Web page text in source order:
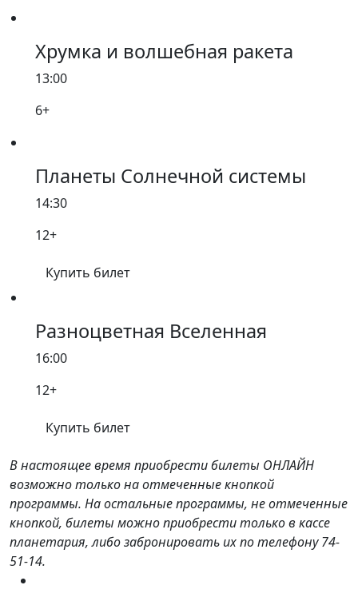
Хрумка и волшебная ракета
13:00
6+
Планеты Солнечной системы
14:30
12+
Купить билет
Разноцветная Вселенная
16:00
12+
Купить билет
В настоящее время приобрести билеты ОНЛАЙН
возможно только на отмеченные кнопкой
программы. На остальные программы, не отмеченные
кнопкой, билеты можно приобрести только в кассе
планетария, либо забронировать их по телефону 74-
51-14.